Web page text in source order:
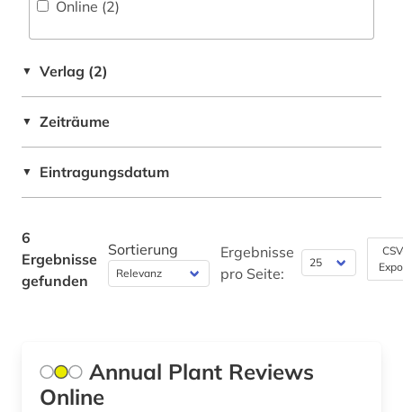
Online (2)
▼ Verlag (2)
▼ Zeiträume
▼ Eintragungsdatum
6
Ergebnisse
gefunden
Sortierung
Ergebnisse
pro Seite:
Annual Plant Reviews
Online